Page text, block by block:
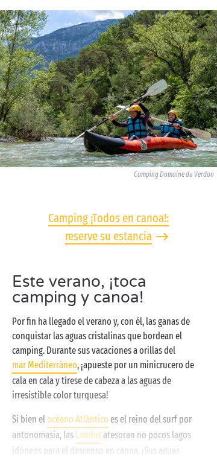
Camping Domaine du Verdon
Camping ¡Todos en canoa!:
reserve su estancia
Este verano, ¡toca
camping y canoa!
Por fin ha llegado el verano y, con él, las ganas de
conquistar las aguas cristalinas que bordean el
camping. Durante sus vacaciones a orillas del
mar Mediterráneo, ¡apueste por un minicrucero de
cala en cala y tírese de cabeza a las aguas de
irresistible color turquesa!
Si bien elocéano Atlántico es el reino del surf por
antonomasia, las Landas atesoran no pocos lagos
idóneos para el descenso en canoa. ¡Sus aguas